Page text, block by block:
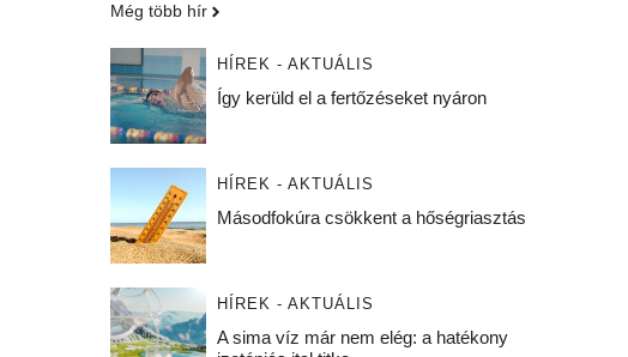
Még több hír
HÍREK - AKTUÁLIS
Így kerüld el a fertőzéseket nyáron
HÍREK - AKTUÁLIS
Másodfokúra csökkent a hőségriasztás
HÍREK - AKTUÁLIS
A sima víz már nem elég: a hatékony